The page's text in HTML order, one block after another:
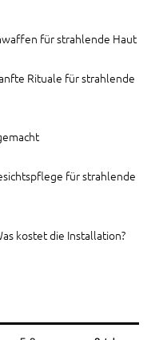
für strahlende Haut
Rituale für strahlende
für strahlende
kostet die Installation?